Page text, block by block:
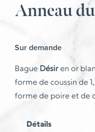
Anneau
Sur demande
Bague Désiren or
forme de coussin de
forme de poire et de
Détails